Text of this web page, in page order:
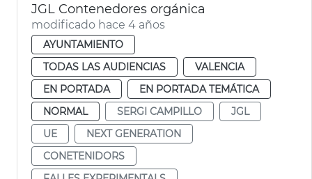
JGL Contenedores orgánica
modificado hace 4 años
AYUNTAMIENTO
TODAS LAS AUDIENCIAS
VALENCIA
EN PORTADA
EN PORTADA TEMÁTICA
NORMAL
SERGI CAMPILLO
JGL
UE
NEXT GENERATION
CONETENIDORS